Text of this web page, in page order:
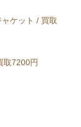
ケット / 買取
取7200円